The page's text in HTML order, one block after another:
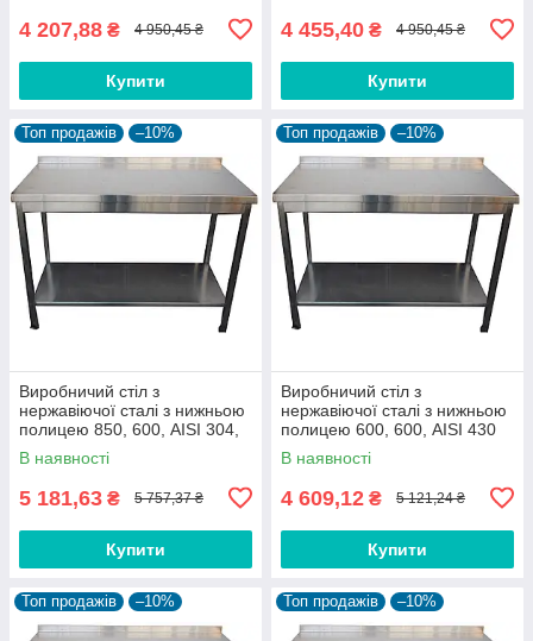
4 207,88 ₴ 4 950,45 ₴
Купити
4 455,40 ₴ 4 950,45 ₴
Купити
Топ продажів –10%
Виробничий стіл з
нержавіючої сталі з нижньою
полицею 850, 600, AISI 304,
500
В наявності
5 181,63 ₴ 5 757,37 ₴
Купити
Топ продажів –10%
Виробничий стіл з
нержавіючої сталі з нижньою
полицею 600, 600, AISI 430
В наявності
4 609,12 ₴ 5 121,24 ₴
Купити
Топ продажів –10% Топ продажів –10%